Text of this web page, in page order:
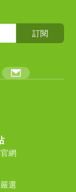
訂閱
網
選